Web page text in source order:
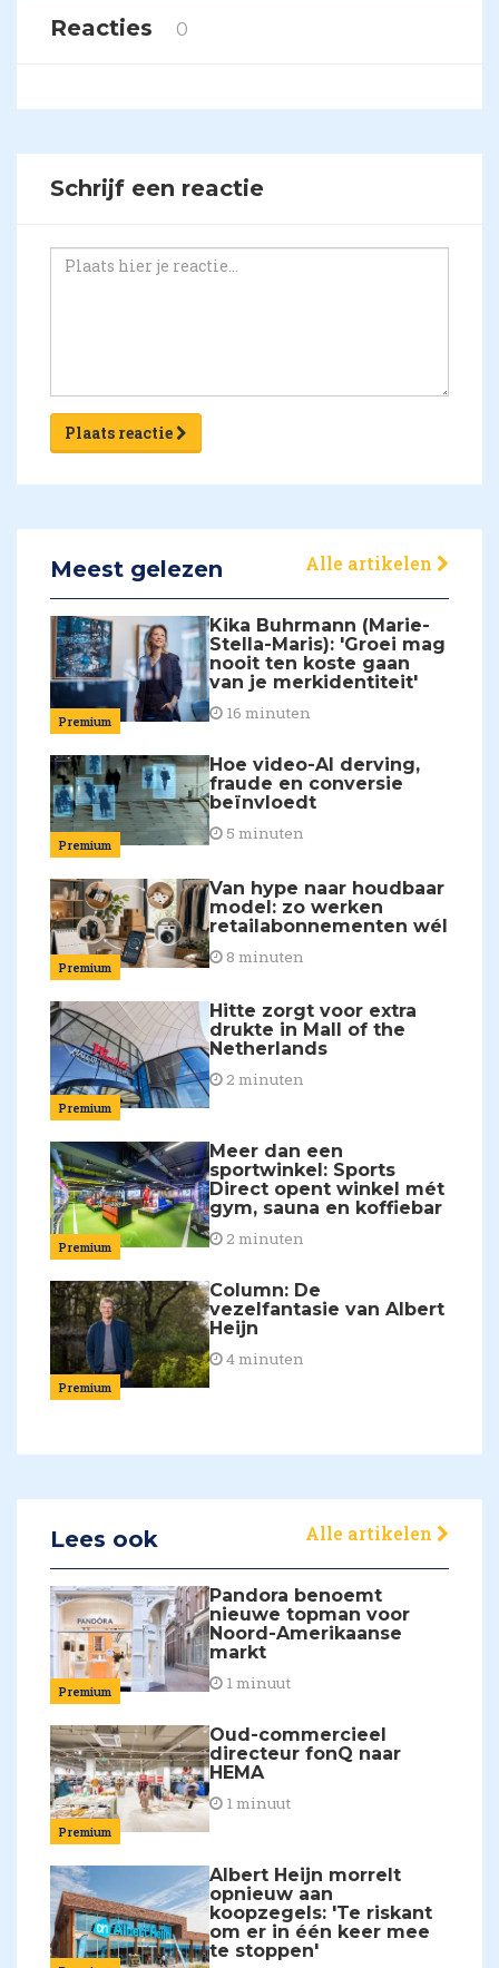
Reacties 0
Schrijf een reactie
Plaats reactie
Meest gelezen Alle artikelen
Premium
Kika Buhrmann (Marie-
Stella-Maris): 'Groei mag
nooit ten koste gaan
van je merkidentiteit'
16 minuten
Premium
Hoe video-AI derving,
fraude en conversie
beïnvloedt
5 minuten
Premium
Van hype naar houdbaar
model: zo werken
retailabonnementen wél
8 minuten
Premium
Hitte zorgt voor extra
drukte in Mall of the
Netherlands
2 minuten
Premium
Meer dan een
sportwinkel: Sports
Direct opent winkel mét
gym, sauna en koffiebar
2 minuten
Premium
Column: De
vezelfantasie van Albert
Heijn
4 minuten
Lees ook Alle artikelen
Premium
Pandora benoemt
nieuwe topman voor
Noord-Amerikaanse
markt
1 minuut
Premium
Oud-commercieel
directeur fonQ naar
HEMA
1 minuut
Albert Heijn morrelt
opnieuw aan
koopzegels: 'Te riskant
om er in één keer mee
te stoppen'